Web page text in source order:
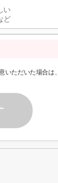
いただいた場合は